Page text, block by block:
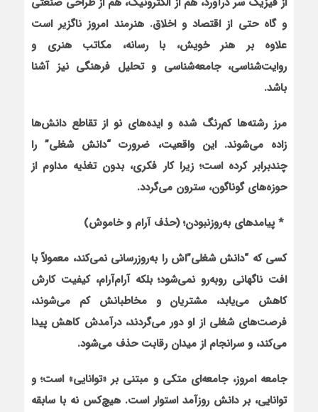
و گاه حتی از اقتصاد و اخلاق. هنرمند امروز ناگزیر است
علاوه بر هنر خویش، با رسانه، مکاتب هنری و
روایت‌شناسی، جامعه‌شناسی و تحلیل فرهنگی نیز آشنا
باشد.
مرز رشته‌ها کم‌رنگ شده و ایده‌های نو از تقاطع دانش‌ها
زاده می‌شوند. این واقعیت، ضرورت “دانش شغلی” را
چندبرابر کرده است؛ زیرا کار فکری، بدون تغذیه مداوم از
حوزه‌های گوناگون، سترون می‌گردد.
* پیامدهای به‌روزنبودن؛ (حذف آرام و خاموش)
کسی که “دانش شغلی‌”اش را به‌روزرسانی نمی‌کند، معمولاً با
افت ناگهانی روبه‌رو نمی‌شود؛ بلکه آرام‌آرام، کیفیت کارش
کاهش می‌یابد، مشتریان و مخاطبانش کم می‌شوند،
فرصت‌های شغلی از او دور می‌گردند، درآمدش کاهش پیدا
می‌کند، و سرانجام از میدان رقابت حذف می‌شود.
جامعه امروز، جامعه‌ای متکی و مبتنی بر «توانایی» است؛ و
توانایی، بر دانش روزآمد‌ استوار است. هیچ‌کس نه با سابقه